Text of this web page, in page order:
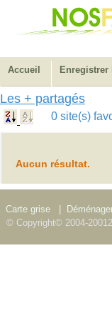
Accueil
Les + partagés
0 site(s)
Aucun résultat.
Carte grise
© Copyright© 2004-